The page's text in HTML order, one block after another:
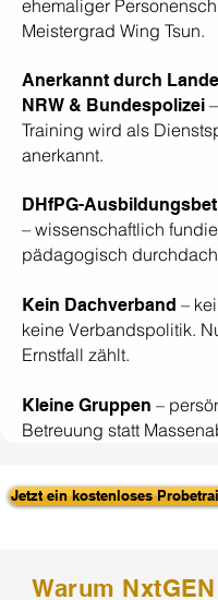
ehemaliger
Meistergrad Wing Tsun.
Anerkannt durch
NRW & Bundespolizei
Training wird als
anerkannt.
DHfPG-
– wissenschaftlich
pädagogisch
Kein Dachverband –
keine Verbandspolitik.
Ernstfall zählt.
Kleine Gruppen –
Betreuung statt
Jetzt ein kostenloses
Warum